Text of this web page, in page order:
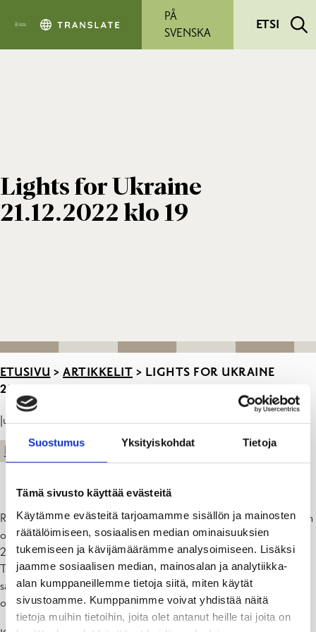
Suostumus Yksityiskohdat Tietoja
Tämä sivusto käyttää evästeitä
Käytämme evästeitä tarjoamamme sisällön ja mainosten
räätälöimiseen, sosiaalisen median ominaisuuksien
tukemiseen ja kävijämäärämme analysoimiseen. Lisäksi
jaamme sosiaalisen median, mainosalan ja analytiikka-
alan kumppaneillemme tietoja siitä, miten käytät
sivustoamme. Kumppanimme voivat yhdistää näitä
tietoja muihin tietoihin, joita olet antanut heille tai joita on
PÅ
SVENSKA
ETSI
Lights for Ukraine
21.12.2022 klo 19
ETUSIVU > ARTIKKELIT > LIGHTS FOR UKRAINE
21.12.2022 KLO 19
Julkaistu: 21.12.22
KAUPUNKI
Raaseporin kaupunki vastaa Ukrainan ulkoministeriön vetoomukseen
osallistumalla Lights for Ukraine -kampanjaan. Tänään keskiviikkona
21. joulukuuta klo 19.00 kaupungin joulukuusien valaistukset
Tammisaaressa, Karjaalla, Pohjassa sekä kaupungintalolla
sammutetaan kahdeksi minuutiksi. Kampanjan tarkoituksena on
osoittaa tukea ja solidaarisuutta Ukrainalle.